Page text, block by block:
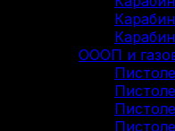
ОООП и